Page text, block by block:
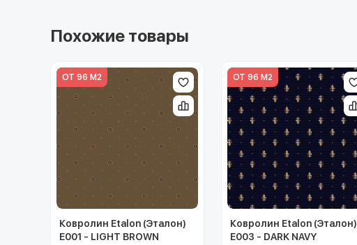
Похожие товары
ОТ 96 М2
Ковролин Etalon (Эталон)
E001 - LIGHT BROWN
ОТ 96 М2
Ковролин Etalon (Эталон)
E003 - DARK NAVY